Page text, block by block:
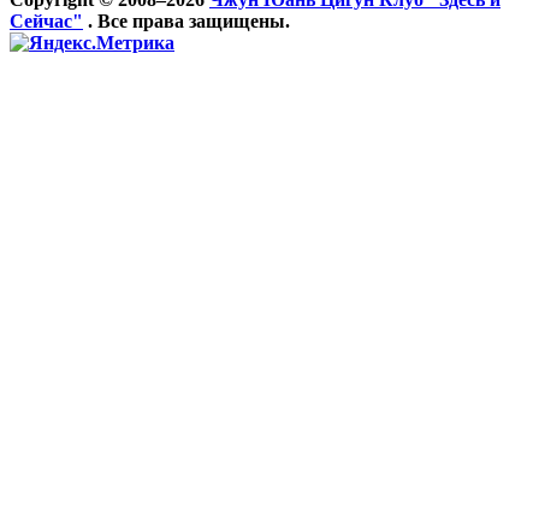
Сейчас" . Все права защищены.